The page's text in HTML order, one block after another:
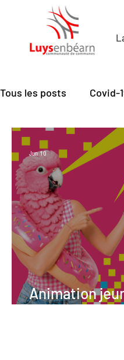
Tous les posts Covid-
Economie de
Mobilité Santé -
Animation
Jun 10